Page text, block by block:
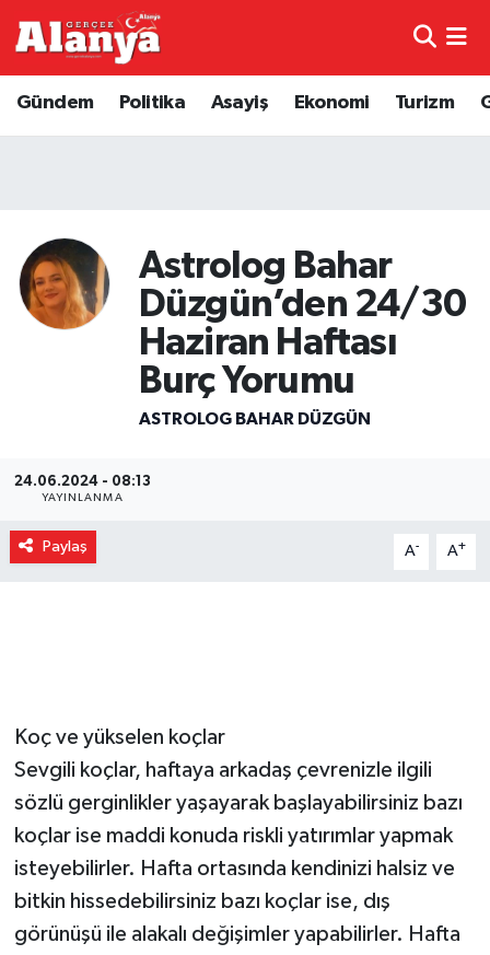
Gündem Politika Asayiş Ekonomi Turizm
Astrolog Bahar
Düzgün’den 24/30
Haziran Haftası
Burç Yorumu
ASTROLOG BAHAR DÜZGÜN
24.06.2024 - 08:13
YAYINLANMA
Paylaş A- A+
Koç ve yükselen koçlar
Sevgili koçlar, haftaya arkadaş çevrenizle ilgili
sözlü gerginlikler yaşayarak başlayabilirsiniz bazı
koçlar ise maddi konuda riskli yatırımlar yapmak
isteyebilirler. Hafta ortasında kendinizi halsiz ve
bitkin hissedebilirsiniz bazı koçlar ise, dış
görünüşü ile alakalı değişimler yapabilirler. Hafta
Genel
Bilim ve Teknoloji
Bölge
Ekonomi
Gizlilik İlkeleri - Privacy Policy
Spor
Turizm
Trafik Durumu
Tüm Manşetler
Son Dakika Haberleri
Haber Arşivi